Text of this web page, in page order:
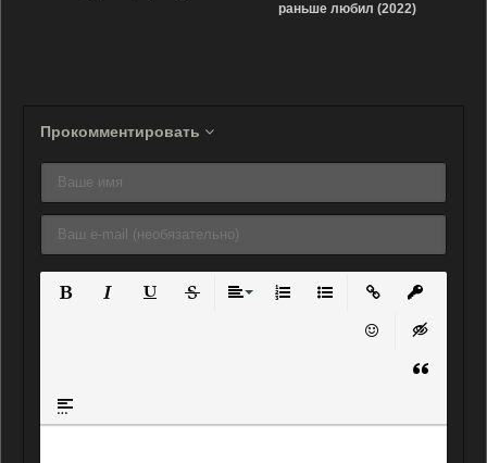
раньше любил (2022)
Прокомментировать
Нумерованный список
Маркированный
Вставить ссылку
Вставить